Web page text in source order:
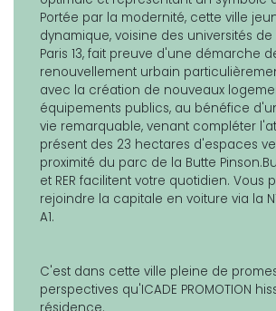
Portée par la modernité, cette ville
dynamique, voisine des universités de
Paris 13, fait preuve d'une démarche
renouvellement urbain
avec la création de nouveaux
équipements publics, au bénéfice
vie remarquable, venant compléter
présent des 23 hectares d'espaces
proximité du parc de la Butte
et RER facilitent votre quotidien. Vous
rejoindre la capitale en voiture via la
A1.
C'est dans cette ville pleine de
perspectives qu'ICADE PROMOTION